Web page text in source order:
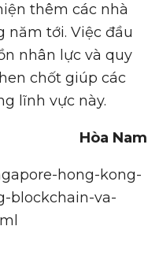
thêm các nhà
năm tới. Việc đầu
nhân lực và quy
chốt giúp các
lĩnh vực này.
Hòa Nam
hong-kong-
blockchain-va-